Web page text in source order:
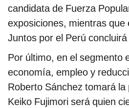
candidata de Fuerza
exposiciones, mientras
Juntos por el Perú
Por último, en el segmento
economía, empleo y
Roberto Sánchez tomará
Keiko Fujimori será quien